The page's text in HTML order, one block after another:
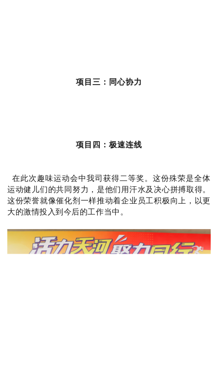
项目三 ：同心协力
项目四 ：极速连线
在此次趣味运动会中我司获得二等奖。这份殊荣是全体
运动健儿们的共同努力，是他们用汗水及决心拼搏取得。
这份荣誉就像催化剂一样推动着企业员工积极向上，以更
大的激情投入到今后的工作当中。